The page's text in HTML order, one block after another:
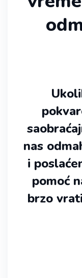
nas
i
pomoć
brzo